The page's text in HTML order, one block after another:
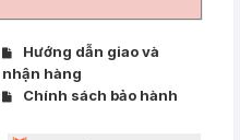
Hướng dẫn giao và
nhận hàng
Chính sách bảo hành